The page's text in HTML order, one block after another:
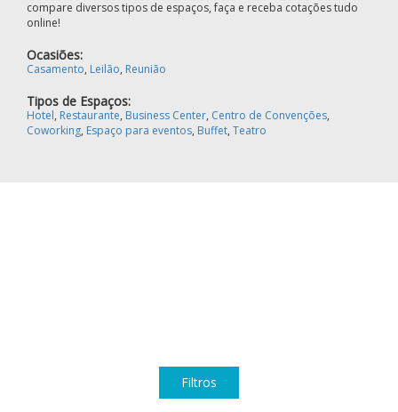
Filtros
compare diversos tipos de espaços, faça e receba cotações tudo
online!
Ocasiões:
Casamento, Leilão, Reunião
Tipos de Espaços:
Hotel, Restaurante, Business Center, Centro de Convenções,
Coworking, Espaço para eventos, Buffet, Teatro